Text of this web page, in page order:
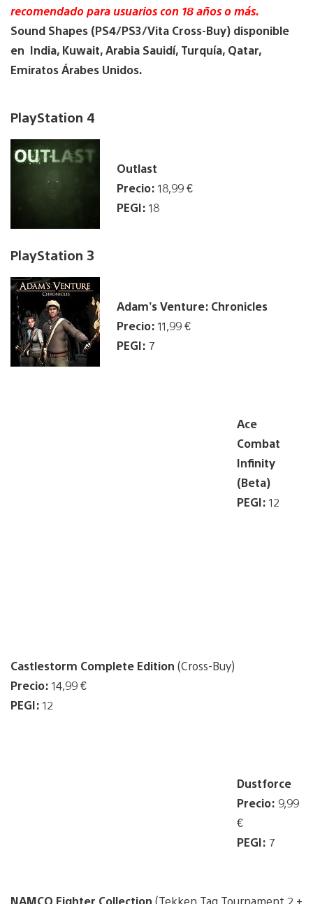
recomendado para usuarios con 18 años o más.
Sound Shapes (PS4/PS3/Vita Cross-Buy) disponible
en India, Kuwait, Arabia Sauidí, Turquía, Qatar,
Emiratos Árabes Unidos.
PlayStation 4
Outlast
Precio: 18,99 €
PEGI: 18
PlayStation 3
Adam’s Venture: Chronicles
Precio: 11,99 €
PEGI: 7
Ace
Combat
Infinity
(Beta)
PEGI: 12
Castlestorm Complete Edition (Cross-Buy)
Precio: 14,99 €
PEGI: 12
Dustforce
Precio: 9,99
€
PEGI: 7
NAMCO Fighter Collection (Tekken Tag Tournament 2 +